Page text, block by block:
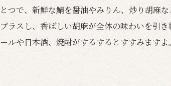
とつで、新鮮な鯖を醤油やみりん、炒り胡麻
プラスし、香ばしい胡麻が全体の味わいを引
ールや日本酒、焼酎がするするとすすみますよ